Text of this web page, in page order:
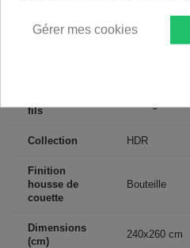
Type de
public
Adulte
fils
Collection HDR
Finition
housse de
couette
Bouteille
Dimensions
(cm)
240x260 cm
Gérer mes cookies